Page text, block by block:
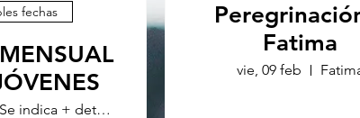
fechas
Se indica + detalles en la descripción
Fatima
vie, 09 feb